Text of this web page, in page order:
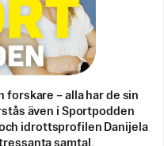
forskare – alla har de sin
även i Sportpodden
idrottsprofilen Danijela
samtal.